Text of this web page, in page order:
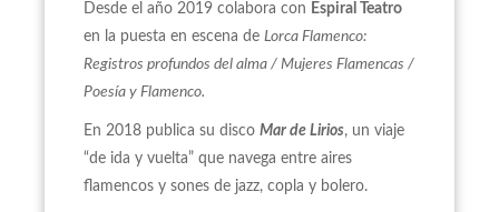
Desde el año 2019 colabora con Espiral Teatro
en la puesta en escena de Lorca Flamenco:
Registros profundos del alma / Mujeres Flamencas /
Poesía y Flamenco.
En 2018 publica su disco Mar de Lirios, un viaje
“de ida y vuelta” que navega entre aires
flamencos y sones de jazz, copla y bolero.